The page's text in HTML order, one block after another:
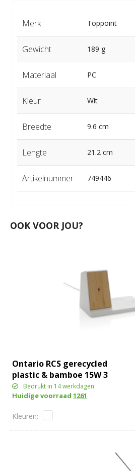
Merk Toppoint
Gewicht 189 g
Materiaal PC
Kleur Wit
Breedte 9.6 cm
Lengte 21.2 cm
Artikelnummer 749446
OOK VOOR JOU?
Ontario RCS gerecycled
plastic & bamboe 15W 3
in 1 lader
Bedrukt in 14 werkdagen
Huidige voorraad1261